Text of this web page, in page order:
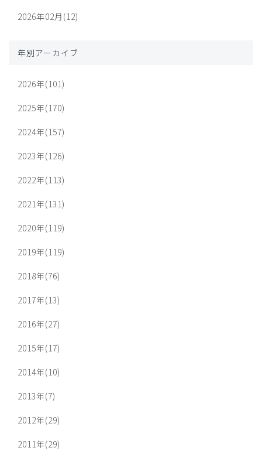
2026年02月(12)
年別アーカイブ
2026年(101)
2025年(170)
2024年(157)
2023年(126)
2022年(113)
2021年(131)
2020年(119)
2019年(119)
2018年(76)
2017年(13)
2016年(27)
2015年(17)
2014年(10)
2013年(7)
2012年(29)
2011年(29)